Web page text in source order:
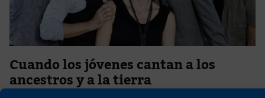
Cuando los jóvenes cantan a los
ancestros y a la tierra